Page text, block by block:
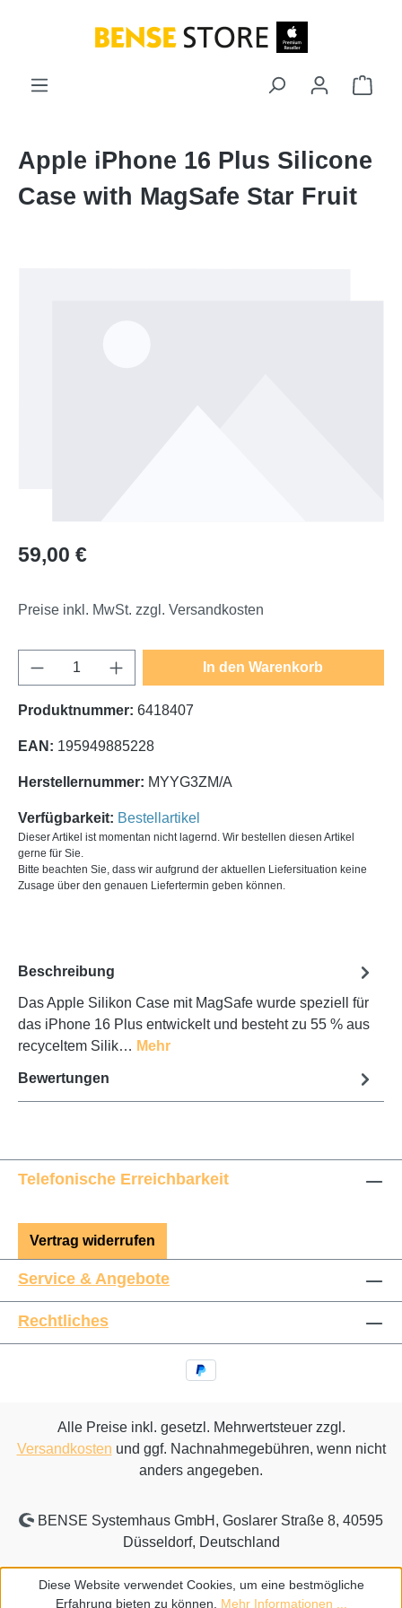
Apple iPhone 16 Plus Silicone
Case with MagSafe Star Fruit
Regulärer Preis:
59,00 €
Preise inkl. MwSt. zzgl. Versandkosten
Produkt Anzahl: Gib den gewünschten
In den Warenkorb
Produktnummer: 6418407
EAN: 195949885228
Herstellernummer: MYYG3ZM/A
Verfügbarkeit: Bestellartikel
Dieser Artikel ist momentan nicht lagernd. Wir bestellen diesen Artikel
gerne für Sie.
Bitte beachten Sie, dass wir aufgrund der aktuellen Liefersituation keine
Zusage über den genauen Liefertermin geben können.
Beschreibung
Das Apple Silikon Case mit MagSafe wurde speziell für
das iPhone 16 Plus entwickelt und besteht zu 55 % aus
recyceltem Silik… Mehr
Bewertungen
Telefonische Erreichbarkeit
Vertrag widerrufen
Service & Angebote
Rechtliches
Alle Preise inkl. gesetzl. Mehrwertsteuer zzgl.
Versandkosten und ggf. Nachnahmegebühren, wenn nicht
anders angegeben.
BENSE Systemhaus GmbH, Goslarer Straße 8, 40595
Düsseldorf, Deutschland
Diese Website verwendet Cookies, um eine bestmögliche
Erfahrung bieten zu können. Mehr Informationen ...